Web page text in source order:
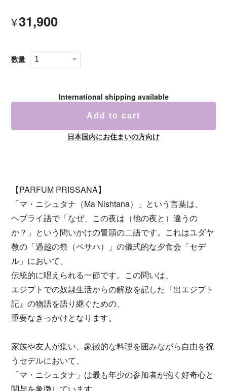
¥31,900
数量
International shipping available
Add to cart
日本国内にお住まいの方向け
【PARFUM PRISSANA】
「マ・ニシュタナ（Ma Nishtana）」という言葉は、
ヘブライ語で「なぜ、この夜は（他の夜と）違うの
か？」という問いかけの冒頭の二語です。これはユダヤ
教の「過越の祭（ペサハ）」の儀式的な夕食会「セデ
ル」において、
伝統的に唱えられる一節です。この問いは、
エジプトでの奴隷生活からの解放を記した『出エジプト
記』の物語を語り継ぐための、
重要なきっかけとなります。
家族や友人が集い、象徴的な料理を囲みながら自由を祝
うセデルにおいて、
「マ・ニシュタナ」は最も年少の参加者が抱く好奇心と
関与を象徴しています。